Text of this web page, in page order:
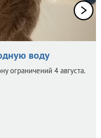
воду
ограничений 4 августа.